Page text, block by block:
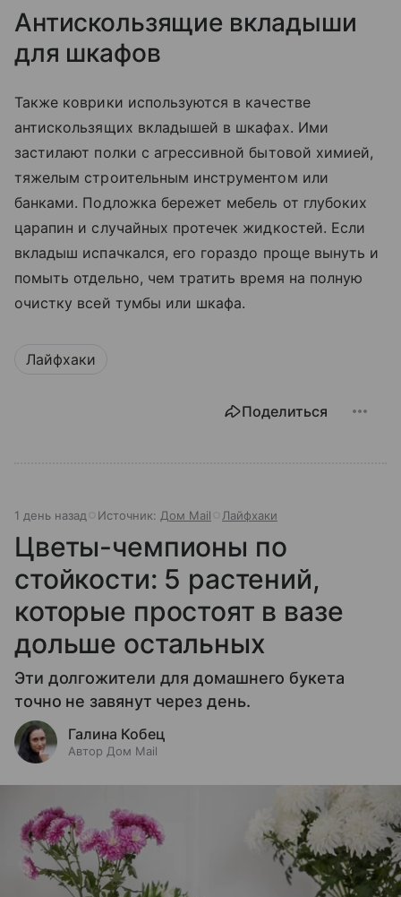
Антискользящие вкладыши
для шкафов
Также коврики используются в качестве
антискользящих вкладышей в шкафах. Ими
застилают полки с агрессивной бытовой химией,
тяжелым строительным инструментом или
банками. Подложка бережет мебель от глубоких
царапин и случайных протечек жидкостей. Если
вкладыш испачкался, его гораздо проще вынуть и
помыть отдельно, чем тратить время на полную
очистку всей тумбы или шкафа.
Лайфхаки
Поделиться
1 день назад Источник: Дом Mail Лайфхаки
Цветы-чемпионы по
стойкости: 5 растений,
которые простоят в вазе
дольше остальных
Эти долгожители для домашнего букета
точно не завянут через день.
Галина Кобец
Автор Дом Mail